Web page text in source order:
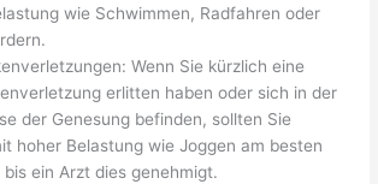
wie Schwimmen, Radfahren oder
Wenn Sie kürzlich eine
erlitten haben oder sich in der
der Genesung befinden, sollten Sie
hoher Belastung wie Joggen am besten
ein Arzt dies genehmigt.